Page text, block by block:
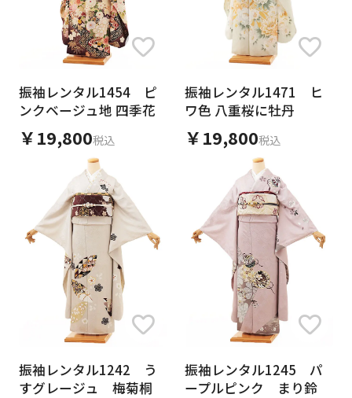
振袖レンタル1454 ピ
ンクベージュ地 四季花
￥19,800税込
振袖レンタル1471 ヒ
ワ色 八重桜に牡丹
￥19,800税込
振袖レンタル1242 う
すグレージュ 梅菊桐
振袖レンタル1245 パ
ープルピンク まり鈴